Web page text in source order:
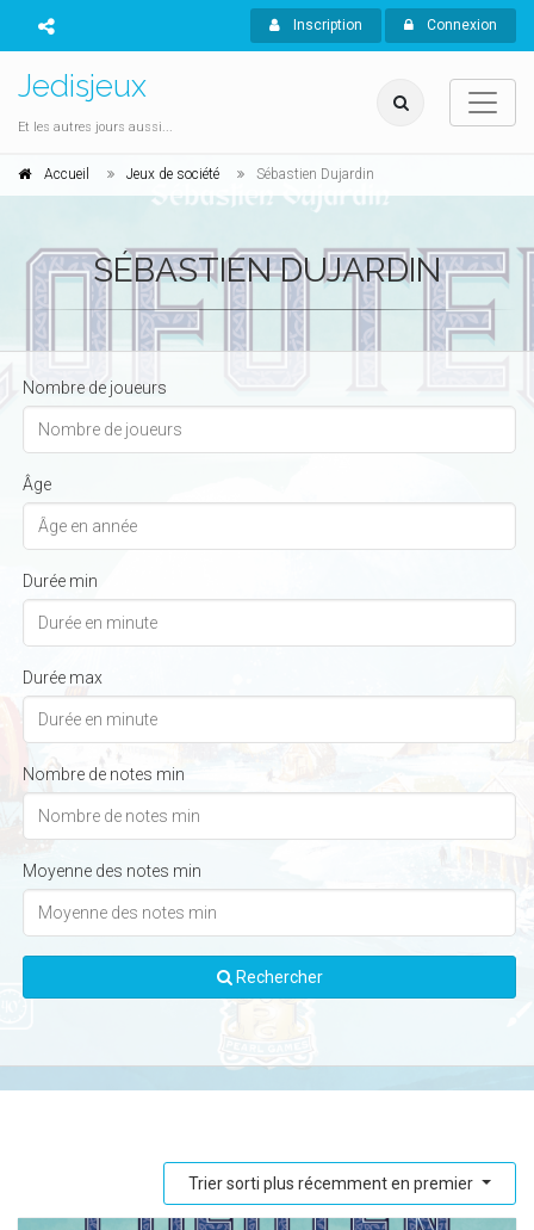
Inscription Connexion
Jedisjeux
Et les autres jours aussi...
Accueil Jeux de société Sébastien Dujardin
SÉBASTIEN DUJARDIN
Nombre de joueurs
Âge
Durée min
Durée max
Nombre de notes min
Moyenne des notes min
Rechercher
Trier sorti plus récemment en premier